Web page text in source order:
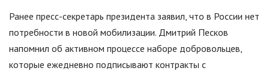
Ранее пресс-секретарь президента заявил, что в России нет
потребности в новой мобилизации. Дмитрий Песков
напомнил об активном процессе наборе добровольцев,
которые ежедневно подписывают контракты с